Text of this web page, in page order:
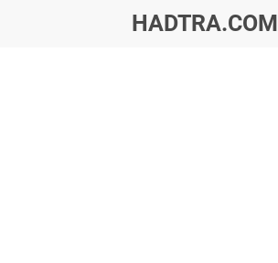
HADTRA.COM